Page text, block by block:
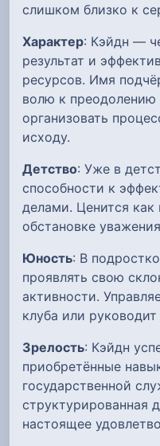
слишком близко к
Характер: Кэйдн —
результат и
ресурсов. Имя
волю к преодолению
организовать
исходу.
Детство: Уже в
способности к
делами. Ценится
обстановке
Юность: В
проявлять свою
активности.
клуба или
Зрелость: Кэйдн
приобретённые
государственной
структурированная
настоящее